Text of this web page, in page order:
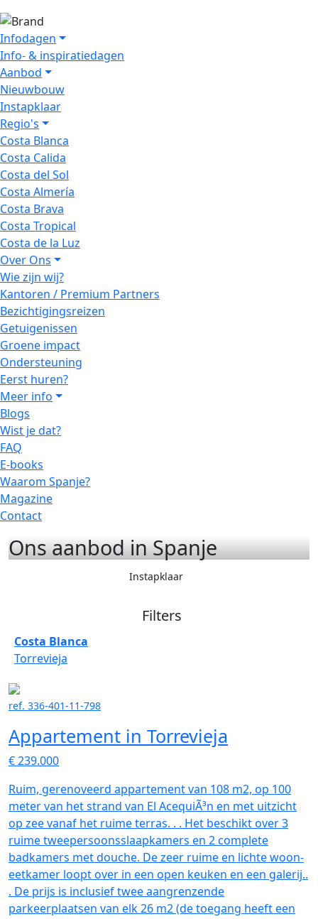
Infodagen
Info- & inspiratiedagen
Aanbod
Nieuwbouw
Instapklaar
Regio's
Costa Blanca
Costa Calida
Costa del Sol
Costa Almería
Costa Brava
Costa Tropical
Costa de la Luz
Over Ons
Wie zijn wij?
Kantoren / Premium Partners
Bezichtigingsreizen
Getuigenissen
Groene impact
Ondersteuning
Eerst huren?
Meer info
Blogs
Wist je dat?
FAQ
E-books
Waarom Spanje?
Magazine
Contact
Ons aanbod in Spanje
Instapklaar
Filters
Costa Blanca
Torrevieja
ref. 336-401-11-798
Appartement in Torrevieja
€ 239.000
Ruim, gerenoveerd appartement van 108 m2, op 100
meter van het strand van El AcequiÃ³n en met uitzicht
op zee vanaf het ruime terras. . . Het beschikt over 3
ruime tweepersoonsslaapkamers en 2 complete
badkamers met douche. De zeer ruime en lichte woon-
eetkamer loopt over in een open keuken en een galerij..
. De prijs is inclusief twee aangrenzende
parkeerplaatsen van elk 26 m2 (de toegang heeft een